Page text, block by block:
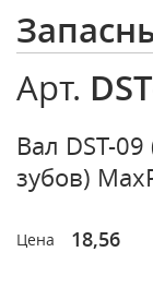
Арт.
Вал DST-
зубов)
Цена 18,56